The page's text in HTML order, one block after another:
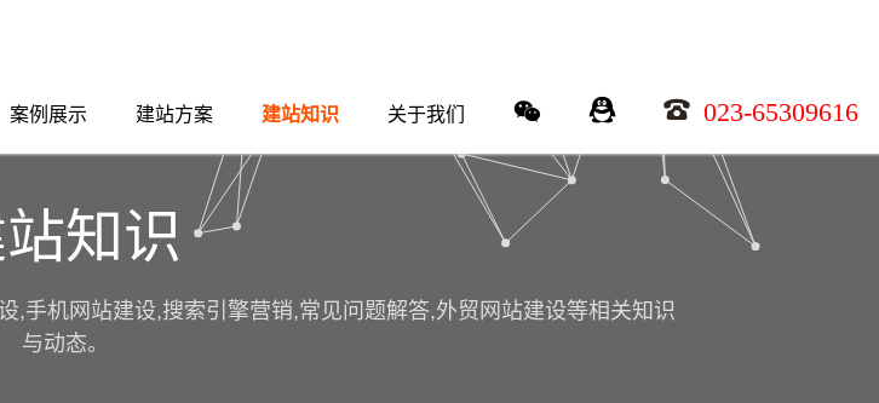
案例展示 建站方案 建站知识 关于我们 023-65309616
知识
,手机网站建设,搜索引擎营销,常见问题解答,外贸网站建设等相关知识
与动态。